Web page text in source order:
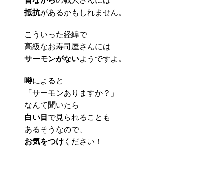
抵抗があるかもしれません。
こういった経緯で
高級なお寿司屋さんには
サーモンがないようですよ。
噂によると
「サーモンありますか？」
なんて聞いたら
白い目 で見られることも
あるそうなので、
お気をつけ ください！